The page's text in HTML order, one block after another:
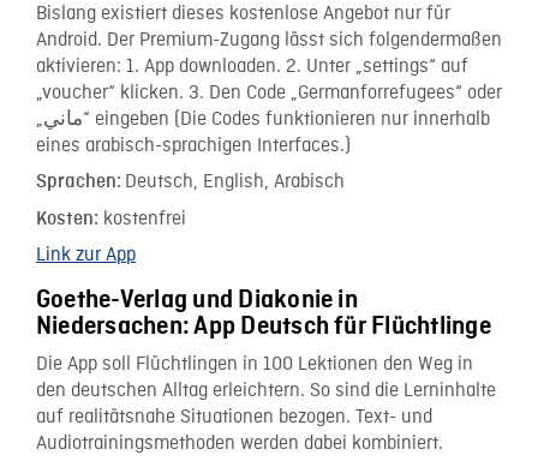
Bislang existiert dieses kostenlose Angebot nur für
Android. Der Premium-Zugang lässt sich folgendermaßen
aktivieren: 1. App downloaden. 2. Unter „settings“ auf
„voucher“ klicken. 3. Den Code „Germanforrefugees“ oder
„ماني“ eingeben (Die Codes funktionieren nur innerhalb
eines arabisch-sprachigen Interfaces.)
Sprachen: Deutsch, English, Arabisch
Kosten: kostenfrei
Link zur App
Goethe-Verlag und Diakonie in
Niedersachen: App Deutsch für Flüchtlinge
Die App soll Flüchtlingen in 100 Lektionen den Weg in
den deutschen Alltag erleichtern. So sind die Lerninhalte
auf realitätsnahe Situationen bezogen. Text- und
Audiotrainingsmethoden werden dabei kombiniert.